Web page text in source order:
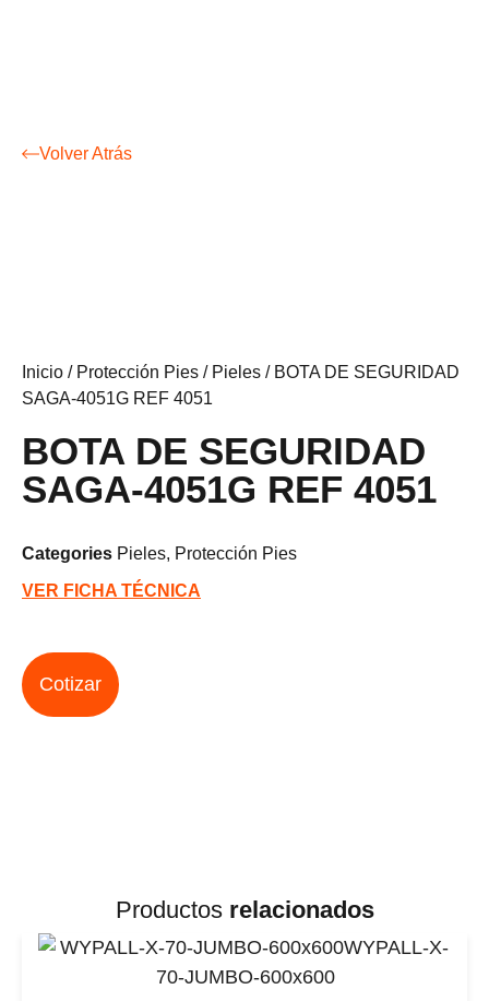
Volver Atrás
Inicio / Protección Pies / Pieles / BOTA DE SEGURIDAD
SAGA-4051G REF 4051
BOTA DE SEGURIDAD
SAGA-4051G REF 4051
Categories Pieles, Protección Pies
VER FICHA TÉCNICA
Cotizar
Productos relacionados